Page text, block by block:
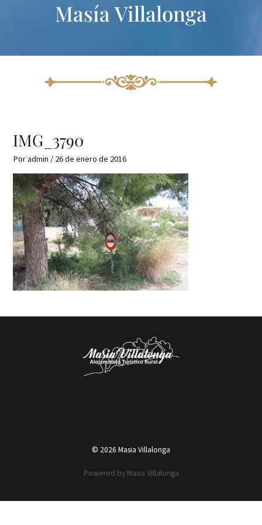
Masía Villalonga
IMG_3790
Poradmin / 26 de enero de 2016
© 2026 Masia Villalonga
Powered by Masia Villalonga